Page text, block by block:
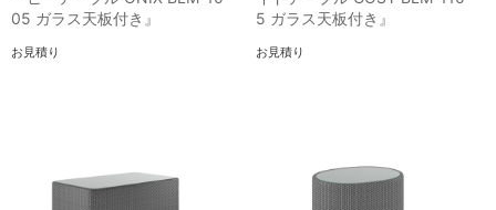
05 ガラス天板付き』
お見積り
5 ガラス天板付き』
お見積り